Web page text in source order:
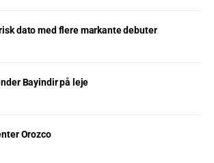
dato med flere markante debuter
Bayindir på leje
Orozco